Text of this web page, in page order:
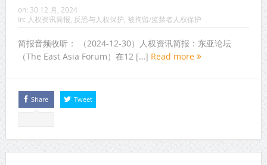
on: 30 12 月, 2024
In: 人权资讯简报 反恐与人权保护 被拘留/监禁者人权保护
简报音频收听： （2024-12-30）人权资讯简报：东亚论坛
（The East Asia Forum）在12 […] Read more
Share Tweet